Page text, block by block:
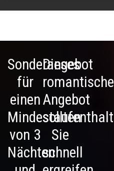
Sonderangebot
für
einen
Mindestaufenthalt
von 3
Nächten
Dieses
romantische
Angebot
sollten
Sie
schnell